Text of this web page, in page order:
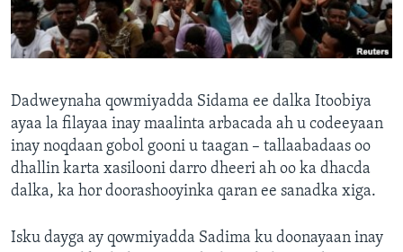
FAAQIDAADDA TODDOBAADKA
DHEXTAALKA TODDOBAADKA
Dadweynaha qowmiyadda Sidama ee dalka Itoobiya
ayaa la filayaa inay maalinta arbacada ah u codeeyaan
inay noqdaan gobol gooni u taagan – tallaabadaas oo
dhallin karta xasilooni darro dheeri ah oo ka dhacda
dalka, ka hor doorashooyinka qaran ee sanadka xiga.
Isku dayga ay qowmiyadda Sadima ku doonayaan inay